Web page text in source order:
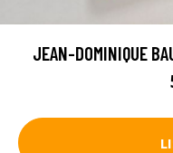
JEAN-DOMINIQUE